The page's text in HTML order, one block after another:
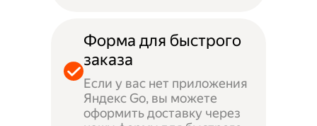
Форма для быстрого
заказа
Если у вас нет приложения
Яндекс Go, вы можете
оформить доставку через